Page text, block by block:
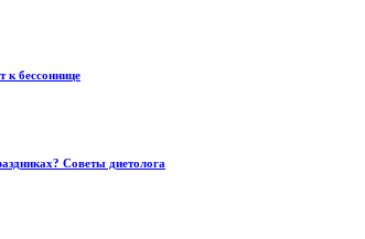
к бессоннице
Советы диетолога